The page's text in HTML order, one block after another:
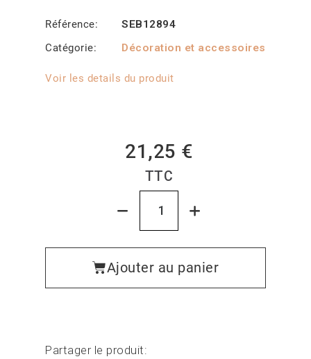
Référence
SEB12894
Catégorie
Décoration et accessoires
Voir les details du produit
21,25 €
TTC
Ajouter au panier
Partager le produit: